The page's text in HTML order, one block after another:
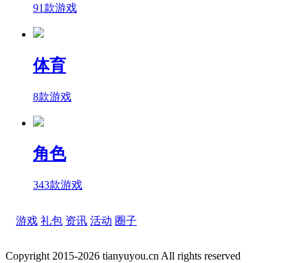
91款游戏
体育
8款游戏
角色
343款游戏
游戏 礼包 资讯 活动 圈子
Copyright 2015-2026 tianyuyou.cn All rights reserved